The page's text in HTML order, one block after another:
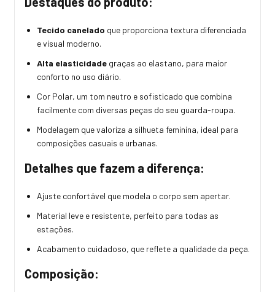
Tecido canelado que proporciona textura diferenciada
e visual moderno.
Alta elasticidade graças ao elastano, para maior
conforto no uso diário.
Cor Polar, um tom neutro e sofisticado que combina
facilmente com diversas peças do seu guarda-roupa.
Modelagem que valoriza a silhueta feminina, ideal para
composições casuais e urbanas.
Detalhes que fazem a diferença:
Ajuste confortável que modela o corpo sem apertar.
Material leve e resistente, perfeito para todas as
estações.
Acabamento cuidadoso, que reflete a qualidade da peça.
Composição: